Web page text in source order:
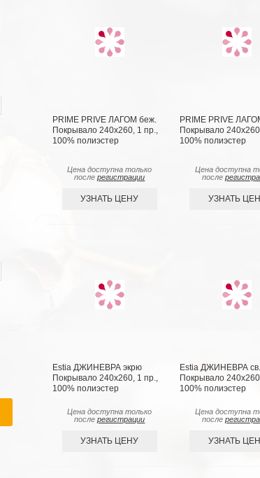
PRIME PRIVE ЛАГОМ беж.
Покрывало 240х260, 1 пр.,
100% полиэстер
Цена доступна только
послерегистрации
УЗНАТЬ ЦЕНУ
PRIME PRIVE
Покрывало
100% полиэстер
Цена доступна
после
УЗНАТЬ
Estia ДЖИНЕВРА экрю
Покрывало 240х260, 1 пр.,
100% полиэстер
Цена доступна только
послерегистрации
УЗНАТЬ ЦЕНУ
Estia ДЖИНЕВРА
Покрывало
100% полиэстер
Цена доступна
после
УЗНАТЬ